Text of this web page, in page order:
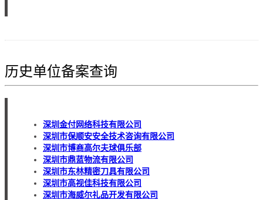
历史单位备案查询
深圳金付网络科技有限公司
深圳市保顺安安全技术咨询有限公司
深圳市博商高尔夫球俱乐部
深圳市鼎蓝物流有限公司
深圳市东林精密刀具有限公司
深圳市高视佳科技有限公司
深圳市海威尔礼品开发有限公司